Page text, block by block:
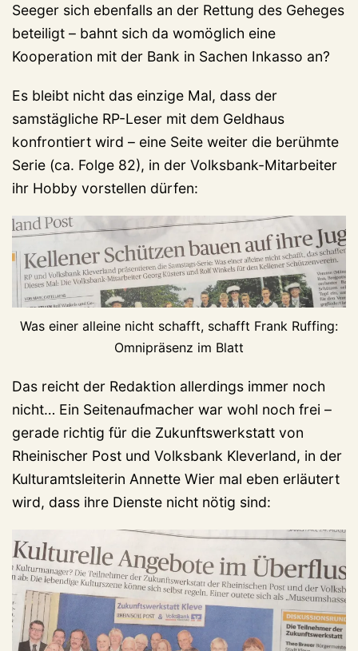
Seeger sich ebenfalls an der Rettung des Geheges
beteiligt – bahnt sich da womöglich eine
Kooperation mit der Bank in Sachen Inkasso an?
Es bleibt nicht das einzige Mal, dass der
samstägliche RP-Leser mit dem Geldhaus
konfrontiert wird – eine Seite weiter die berühmte
Serie (ca. Folge 82), in der Volksbank-Mitarbeiter
ihr Hobby vorstellen dürfen:
Was einer alleine nicht schafft, schafft Frank Ruffing:
Omnipräsenz im Blatt
Das reicht der Redaktion allerdings immer noch
nicht… Ein Seitenaufmacher war wohl noch frei –
gerade richtig für die Zukunftswerkstatt von
Rheinischer Post und Volksbank Kleverland, in der
Kulturamtsleiterin Annette Wier mal eben erläutert
wird, dass ihre Dienste nicht nötig sind: